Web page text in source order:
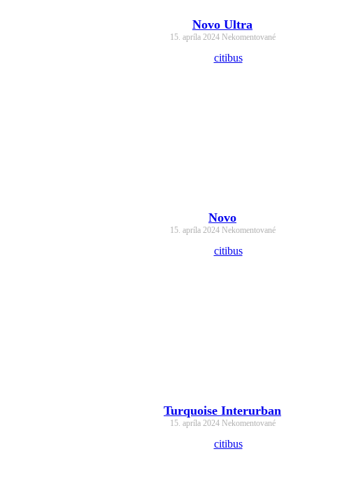
Novo Ultra
15. apríla 2024 Nekomentované
Novo
15. apríla 2024 Nekomentované
Turquoise Interurban
15. apríla 2024 Nekomentované